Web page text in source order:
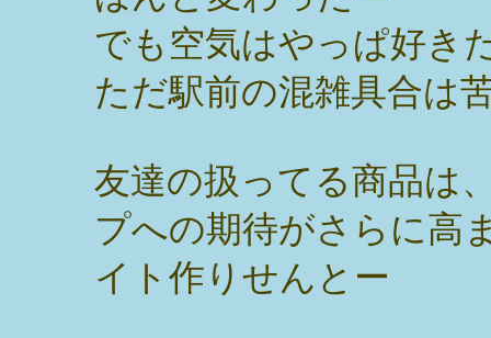
でも空気はやっぱ好き
ただ駅前の混雑具合は
友達の扱ってる商品は
プへの期待がさらに高
イト作りせんとー